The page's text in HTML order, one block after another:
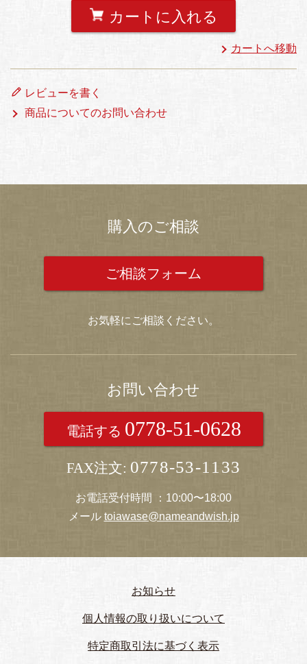
カートに入れる
カートへ移動
レビューを書く
商品についてのお問い合わせ
購入のご相談
ご相談フォーム
お気軽にご相談ください。
お問い合わせ
電話する 0778-51-0628
FAX注文: 0778-53-1133
お電話受付時間 ：10:00〜18:00
メール toiawase@nameandwish.jp
お知らせ
個人情報の取り扱いについて
特定商取引法に基づく表示